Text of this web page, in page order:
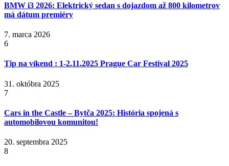
BMW i3 2026: Elektrický sedan s dojazdom až 800 kilometrov
má dátum premiéry
7. marca 2026
6
Tip na víkend : 1-2.11.2025 Prague Car Festival 2025
31. októbra 2025
7
Cars in the Castle – Bytča 2025: História spojená s
automobilovou komunitou!
20. septembra 2025
8